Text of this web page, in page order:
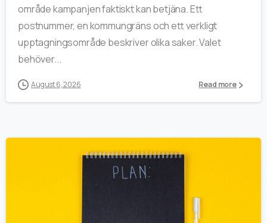
område kampanjen faktiskt kan betjäna. Ett
postnummer, en kommungräns och ett verkligt
upptagningsområde beskriver olika saker. Valet
behöver...
August 6, 2026 Read more